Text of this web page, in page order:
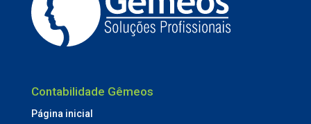
Contabilidade Gêmeos
Página inicial